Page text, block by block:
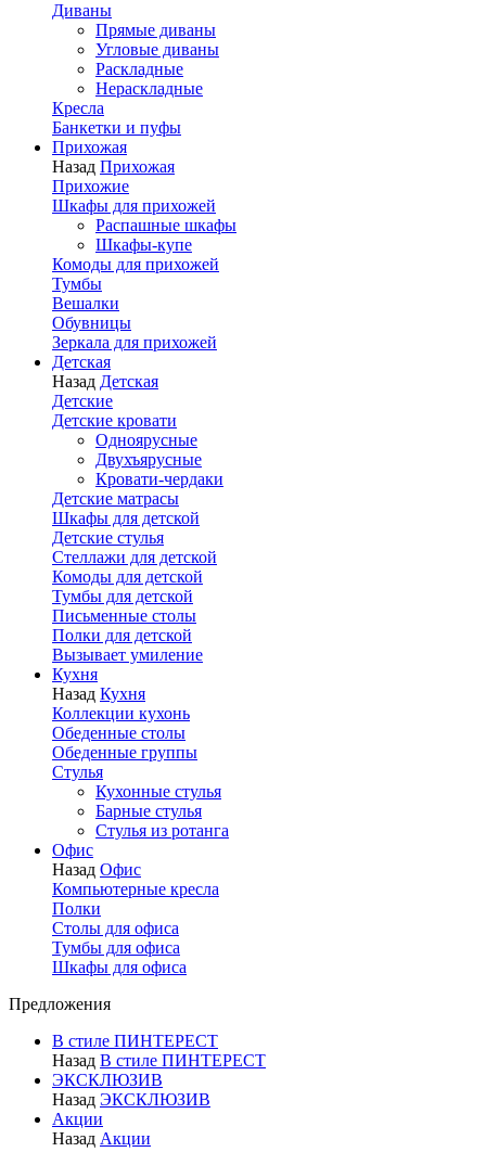
Диваны
Прямые диваны
Угловые диваны
Раскладные
Нераскладные
Кресла
Банкетки и пуфы
Прихожая
Назад Прихожая
Прихожие
Шкафы для прихожей
Распашные шкафы
Шкафы-купе
Комоды для прихожей
Тумбы
Вешалки
Обувницы
Зеркала для прихожей
Детская
Назад Детская
Детские
Детские кровати
Одноярусные
Двухъярусные
Кровати-чердаки
Детские матрасы
Шкафы для детской
Детские стулья
Стеллажи для детской
Комоды для детской
Тумбы для детской
Письменные столы
Полки для детской
Вызывает умиление
Кухня
Назад Кухня
Коллекции кухонь
Обеденные столы
Обеденные группы
Стулья
Кухонные стулья
Барные стулья
Стулья из ротанга
Офис
Назад Офис
Компьютерные кресла
Полки
Столы для офиса
Тумбы для офиса
Шкафы для офиса
Предложения
В стиле ПИНТЕРЕСТ
Назад В стиле ПИНТЕРЕСТ
ЭКСКЛЮЗИВ
Назад ЭКСКЛЮЗИВ
Акции
Назад Акции